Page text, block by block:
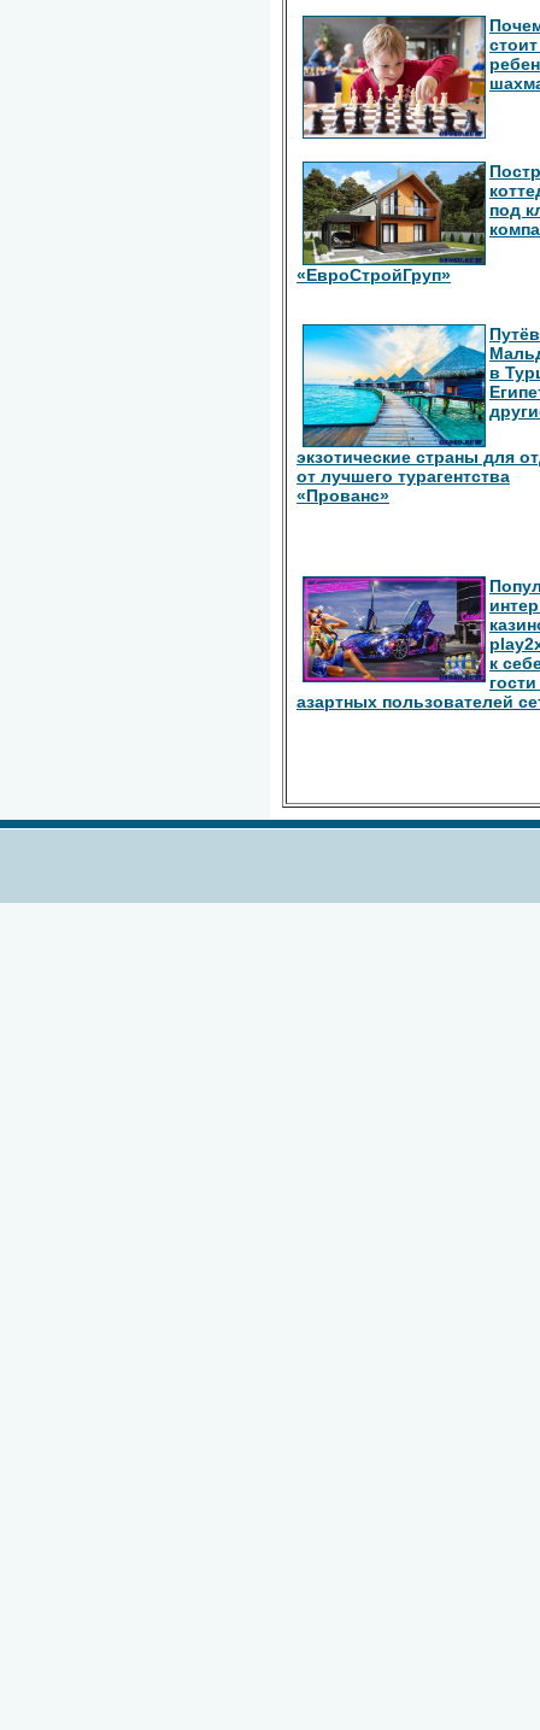
под
«ЕвроСтройГруп»
в
экзотические страны для
от лучшего турагентства
«Прованс»
к
азартных пользователей